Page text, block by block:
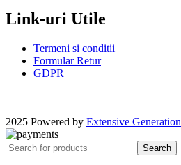
Link-uri Utile
Termeni si conditii
Formular Retur
GDPR
2025 Powered by Extensive Generation
Search